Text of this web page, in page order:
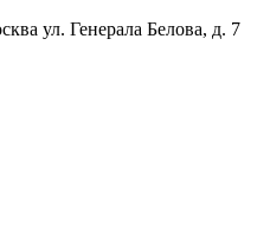
ул. Генерала Белова, д. 7